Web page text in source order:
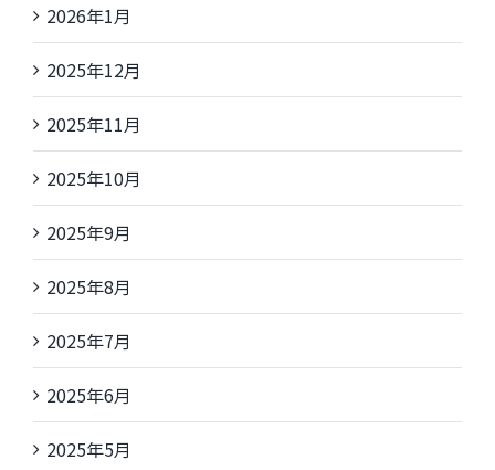
2026年1月
2025年12月
2025年11月
2025年10月
2025年9月
2025年8月
2025年7月
2025年6月
2025年5月